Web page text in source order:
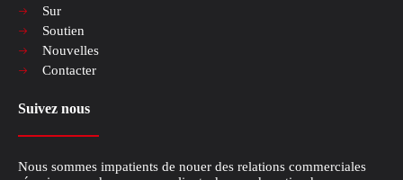
Sur
Soutien
Nouvelles
Contacter
Suivez nous
Nous sommes impatients de nouer des relations commerciales